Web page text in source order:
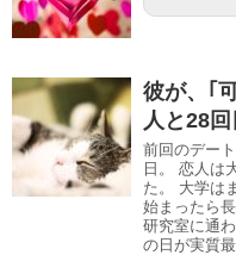
彼が、｢
人と28
前回のデー
日。 恋人は
た。 大学は
始まったら
研究室に通
の日が実質